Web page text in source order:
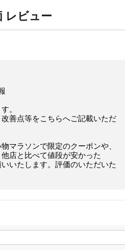
レビュー
。
善点等をこちらへご記載いただ
マラソンで限定のクーポンや、
店と比べて値段が安かった
いたします。評価のいただいた